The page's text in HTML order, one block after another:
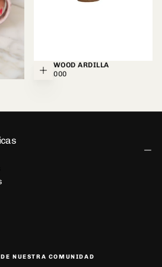
MUG WOOD ARDILLA
$285.000
PRECIO
$285.000
NUESTRA COMUNIDAD